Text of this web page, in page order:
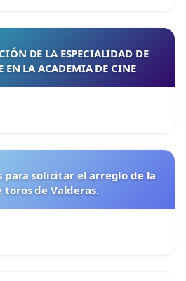
DE LA ESPECIALIDAD DE
EN LA ACADEMIA DE CINE
para solicitar el arreglo de la
toros de Valderas.